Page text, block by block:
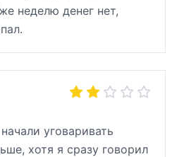
неделю денег нет,
уговаривать
хотя я сразу говорил